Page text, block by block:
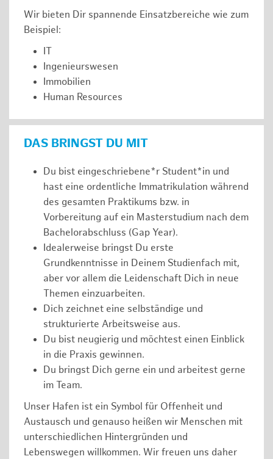
Wir bieten Dir spannende Einsatzbereiche wie zum
Beispiel:
IT
Ingenieurswesen
Immobilien
Human Resources
DAS BRINGST DU MIT
Du bist eingeschriebene*r Student*in und
hast eine ordentliche Immatrikulation während
des gesamten Praktikums bzw. in
Vorbereitung auf ein Masterstudium nach dem
Bachelorabschluss (Gap Year).
Idealerweise bringst Du erste
Grundkenntnisse in Deinem Studienfach mit,
aber vor allem die Leidenschaft Dich in neue
Themen einzuarbeiten.
Dich zeichnet eine selbständige und
strukturierte Arbeitsweise aus.
Du bist neugierig und möchtest einen Einblick
in die Praxis gewinnen.
Du bringst Dich gerne ein und arbeitest gerne
im Team.
Unser Hafen ist ein Symbol für Offenheit und
Austausch und genauso heißen wir Menschen mit
unterschiedlichen Hintergründen und
Lebenswegen willkommen. Wir freuen uns daher